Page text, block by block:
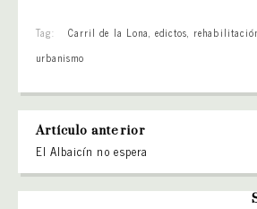
Tag: Carril de la Lona, edictos,
urbanismo
Artículo anterior
El Albaicín no espera